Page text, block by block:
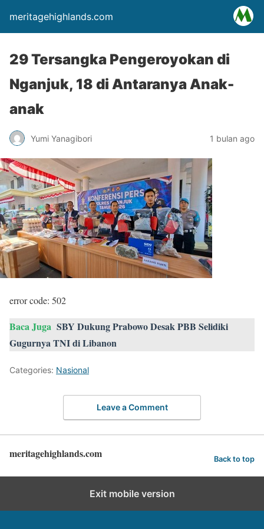
meritagehighlands.com
29 Tersangka Pengeroyokan di
Nganjuk, 18 di Antaranya Anak-
anak
Yumi Yanagibori 1 bulan ago
error code: 502
Baca Juga SBY Dukung Prabowo Desak PBB Selidiki
Gugurnya TNI di Libanon
Categories: Nasional
Leave a Comment
meritagehighlands.com Back to top
Exit mobile version